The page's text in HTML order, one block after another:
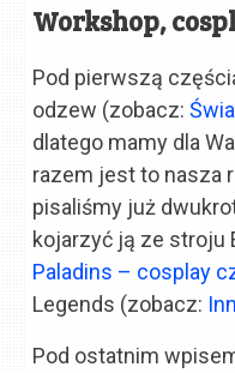
Workshop,
Pod pierwszą
odzew (zobacz:
dlatego mamy dla
razem jest to nasza
pisaliśmy już
kojarzyć ją ze stroju
Paladins – cosplay
Legends (zobacz:
Pod ostatnim